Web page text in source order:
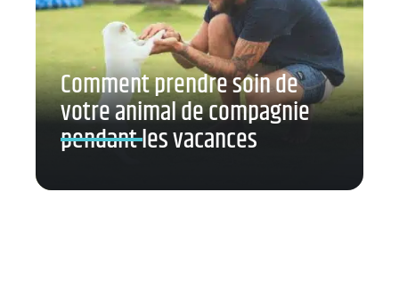
Comment prendre soin de
votre animal de compagnie
pendant les vacances